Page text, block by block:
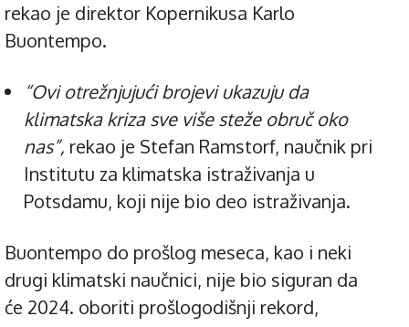
rekao je direktor Kopernikusa Karlo
Buontempo.
“Ovi otrežnjujući brojevi ukazuju da
klimatska kriza sve više steže obruč oko
nas”, rekao je Stefan Ramstorf, naučnik pri
Institutu za klimatska istraživanja u
Potsdamu, koji nije bio deo istraživanja.
Buontempo do prošlog meseca, kao i neki
drugi klimatski naučnici, nije bio siguran da
će 2024. oboriti prošlogodišnji rekord,